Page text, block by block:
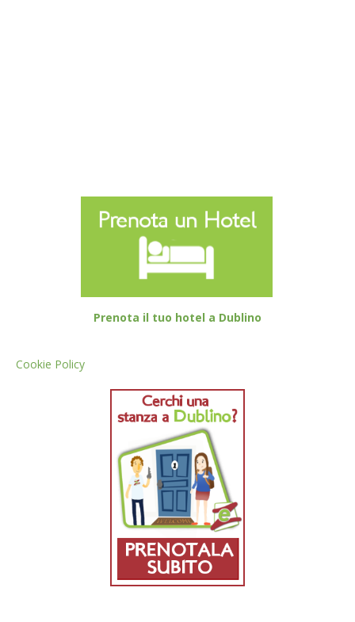
Prenota il tuo hotel a Dublino
Cookie Policy